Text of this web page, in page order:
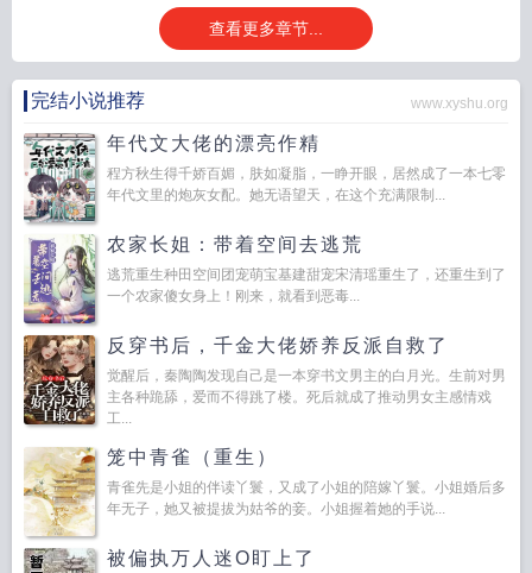
查看更多章节...
完结小说推荐 www.xyshu.org
年代文大佬的漂亮作精
程方秋生得千娇百媚，肤如凝脂，一睁开眼，居然成了一本七零
年代文里的炮灰女配。她无语望天，在这个充满限制...
农家长姐：带着空间去逃荒
逃荒重生种田空间团宠萌宝基建甜宠宋清瑶重生了，还重生到了
一个农家傻女身上！刚来，就看到恶毒...
反穿书后，千金大佬娇养反派自救了
觉醒后，秦陶陶发现自己是一本穿书文男主的白月光。生前对男
主各种跪舔，爱而不得跳了楼。死后就成了推动男女主感情戏
工...
笼中青雀（重生）
青雀先是小姐的伴读丫鬟，又成了小姐的陪嫁丫鬟。小姐婚后多
年无子，她又被提拔为姑爷的妾。小姐握着她的手说...
被偏执万人迷O盯上了